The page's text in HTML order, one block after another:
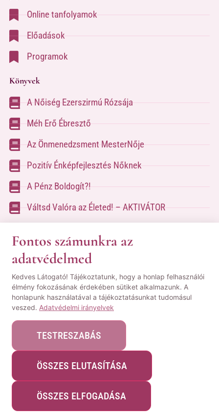
Online tanfolyamok
Előadások
Programok
Könyvek
A Nőiség Ezerszirmú Rózsája
Méh Erő Ébresztő
Az Önmenedzsment MesterNője
Pozitív Énképfejlesztés Nőknek
A Pénz Boldogít?!
Váltsd Valóra az Életed! – AKTIVÁTOR
A kapcsolatfelvételhez kérlek tölsd ki az űrlapot
aKapcsolat oldalon
© Minden jog fenntartva! | Pozsgai Nikoletta Tudástára.
|ÁSZF|Adatvédelmi Nyilatkozat
Webshopot készítette:WeblapMentor
Fontos számunkra az
adatvédelmed
Kedves Látogató! Tájékoztatunk, hogy a honlap felhasználói
élmény fokozásának érdekében sütiket alkalmazunk. A
honlapunk használatával a tájékoztatásunkat tudomásul
veszed. Adatvédelmi irányelvek
TESTRESZABÁS
ÖSSZES ELUTASÍTÁSA
ÖSSZES ELFOGADÁSA